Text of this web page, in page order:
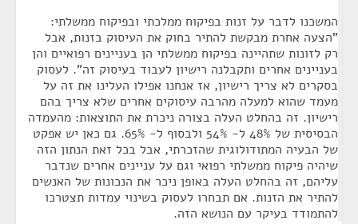
המשכנו לדבר על זנות בפיקוח ממלכתי ובפיקוח ממשלתי:
"הצעה אחרת מבקשת להתיר בחוק את העיסוק בזנות, אבל
רק לזונות שתהיינה בפיקוח ממשלתי הן בעניינים רפואיים והן
בעניינים אחרים ותקבלנה רישיון לעבוד בעיסוק זה". לעסוק
בסקרים לא צריך רישיון, אז אנחנו אפילו העלינו את זה על
מעמד שהוא למעלה מהרבה עיסוקים אחרים שלא צריך בהם
רישיון. זה בהחלט העלה בצורה ניכרת את התוצאות: מהעמדה
הבסיסית של 48% ל- 54% ולבסוף ל- 65%. גם כאן יש אפקט
של הבעיה המתודולוגית שהזכרתי, אבל בכל זאת הנתון הזה
שיהיה פיקוח ממשלתי רפואי וגם על עניינים אחרים שנדבר
עליהם, זה בהחלט העלה באופן ניכר את הנכונות של האנשים
להתיר את הזנות. אם תבחרו לעסוק בשינוי עמדות תצטרכו
להתמודד בעיקר עם הנושא הזה.